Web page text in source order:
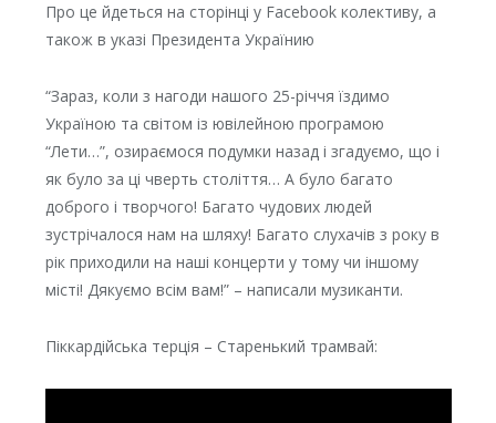
Про це йдеться на сторінці у Facebook колективу, а
також в указі Президента Українию
“Зараз, коли з нагоди нашого 25-річчя їздимо
Україною та світом із ювілейною програмою
“Лети…”, озираємося подумки назад і згадуємо, що і
як було за ці чверть століття… А було багато
доброго і творчого! Багато чудових людей
зустрічалося нам на шляху! Багато слухачів з року в
рік приходили на наші концерти у тому чи іншому
місті! Дякуємо всім вам!” – написали музиканти.
Піккардійська терція – Старенький трамвай: